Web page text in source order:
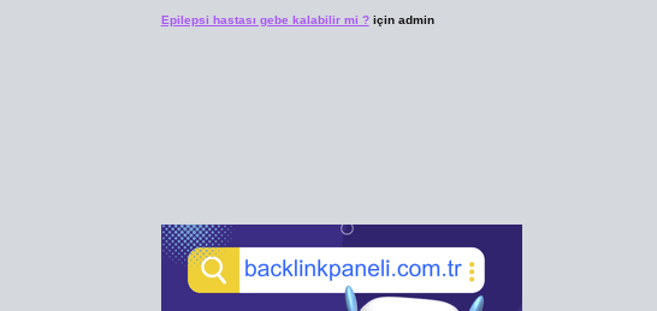
Epilepsi hastası gebe kalabilir mi ?için admin